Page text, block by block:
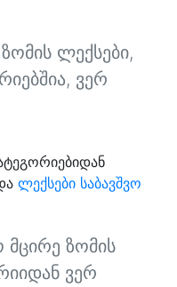
ლექსები,
ვერ
ლექსები საბავშვო
ზომის
ვერ